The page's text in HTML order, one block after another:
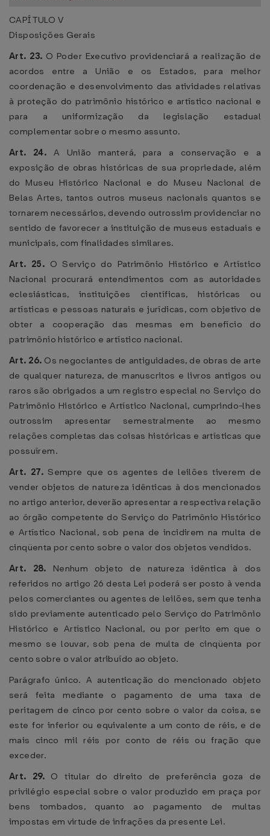
CAPÍTULO V
Disposições Gerais
Art. 23. O Poder Executivo providenciará a realização de
acordos entre a União e os Estados, para melhor
coordenação e desenvolvimento das atividades relativas
à proteção do patrimônio histórico e artístico nacional e
para a uniformização da legislação estadual
complementar sobre o mesmo assunto.
Art. 24. A União manterá, para a conservação e a
exposição de obras históricas de sua propriedade, além
do Museu Histórico Nacional e do Museu Nacional de
Belas Artes, tantos outros museus nacionais quantos se
tornarem necessários, devendo outrossim providenciar no
sentido de favorecer a instituição de museus estaduais e
municipais, com finalidades similares.
Art. 25. O Serviço do Patrimônio Histórico e Artístico
Nacional procurará entendimentos com as autoridades
eclesiásticas, instituições científicas, históricas ou
artísticas e pessoas naturais e jurídicas, com objetivo de
obter a cooperação das mesmas em benefício do
patrimônio histórico e artístico nacional.
Art. 26. Os negociantes de antiguidades, de obras de arte
de qualquer natureza, de manuscritos e livros antigos ou
raros são obrigados a um registro especial no Serviço do
Patrimônio Histórico e Artístico Nacional, cumprindo-lhes
outrossim apresentar semestralmente ao mesmo
relações completas das coisas históricas e artísticas que
possuírem.
Art. 27. Sempre que os agentes de leilões tiverem de
vender objetos de natureza idênticas à dos mencionados
no artigo anterior, deverão apresentar a respectiva relação
ao órgão competente do Serviço do Patrimônio Histórico
e Artístico Nacional, sob pena de incidirem na multa de
cinqüenta por cento sobre o valor dos objetos vendidos.
Art. 28. Nenhum objeto de natureza idêntica à dos
referidos no artigo 26 desta Lei poderá ser posto à venda
pelos comerciantes ou agentes de leilões, sem que tenha
sido previamente autenticado pelo Serviço do Patrimônio
Histórico e Artístico Nacional, ou por perito em que o
mesmo se louvar, sob pena de multa de cinqüenta por
cento sobre o valor atribuído ao objeto.
Parágrafo único. A autenticação do mencionado objeto
será feita mediante o pagamento de uma taxa de
peritagem de cinco por cento sobre o valor da coisa, se
este for inferior ou equivalente a um conto de réis, e de
mais cinco mil réis por conto de réis ou fração que
exceder.
Art. 29. O titular do direito de preferência goza de
privilégio especial sobre o valor produzido em praça por
bens tombados, quanto ao pagamento de multas
impostas em virtude de infrações da presente Lei.